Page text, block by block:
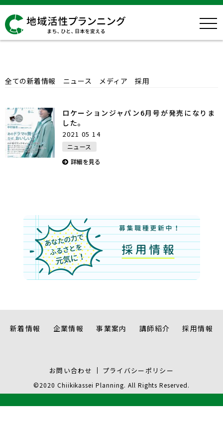
News
全ての新着情報 ニュース メディア 採用
ロケーションジャパン6月号が発売になりま
した。
2021 05 14
ニュース
詳細を見る
新着情報 企業情報 事業案内 講師紹介 採用情報
お問い合わせ プライバシーポリシー
©2020 Chiikikassei Planning. All Rights Reserved.